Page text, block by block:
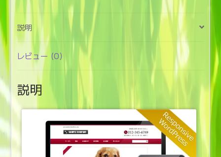
ビ
ス
(aa025)
説明
レビュー (0)
説明